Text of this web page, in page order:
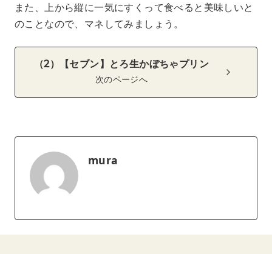
また、上から縦に一気にすくって食べると美味しいと
のことなので、マネしてみましょう。
（2）【セブン】とろ生かぼちゃプリン
次のページへ
mura